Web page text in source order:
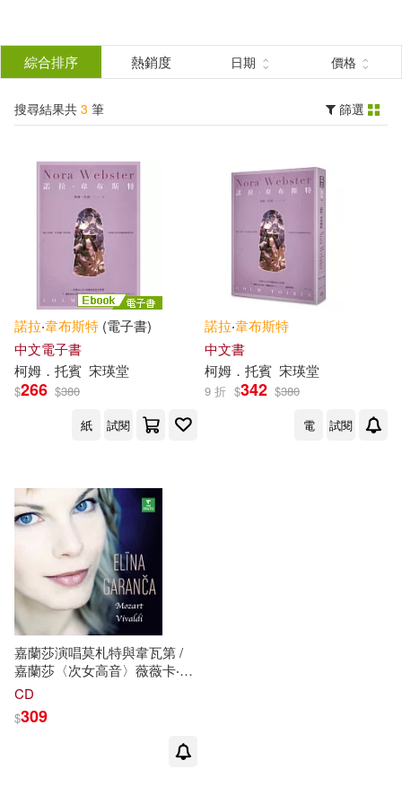
結
分類 (單選)
所有商品(3) 圖書(1)
影音(1) 電子書(1)
(可複選)
柯姆．托賓(2)
(可複選)
Warner Classics(1)
配送方式 (可複選)
可超商取貨(2)
綜合排序 熱銷度 日期 價格
搜尋結果共 3 筆 篩選
諾拉‧韋布斯特 (電子書)
中文電子書
柯姆．托賓 宋瑛堂
$266 $380
紙
試閱
諾拉‧韋布斯特
中文書
柯姆．托賓 宋瑛堂
9 折 $342 $380
電
試閱
嘉蘭莎演唱莫札特與韋瓦第 /
嘉蘭莎〈次女高音〉薇薇卡‧潔
諾〈次女高音〉西歐菲〈女高
尼爾斯〈假聲男高音〉布拉雷
〈鋼琴〉 朗格雷〈指揮〉薩爾
茲堡室內樂團、畢昂迪〈指
CD
$309